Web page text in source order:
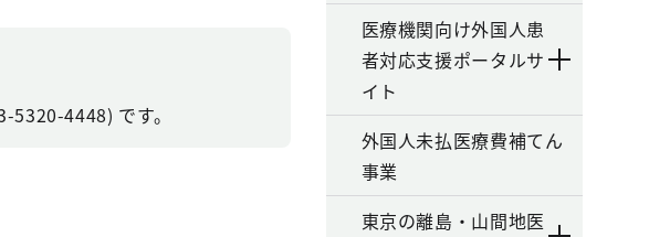
4448) です。
医療機関向け外国人患
者対応支援ポータルサ
イト
外国人未払医療費補てん
事業
東京の離島・山間地医